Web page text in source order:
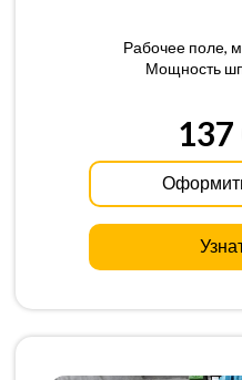
Рабочее поле,
Мощность